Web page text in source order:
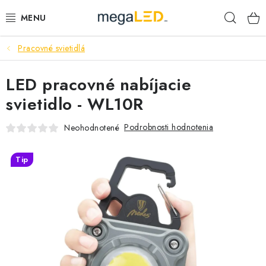
na
PRIEMYSEL
SVIETIDLÁ
ŽIAROVKY A TRUBICE
SAMSUNG SVIETIDLÁ
Pracovné svietidlá
LED pracovné nabíjacie
svietidlo - WL10R
Neohodnotené Podrobnosti hodnotenia
Tip